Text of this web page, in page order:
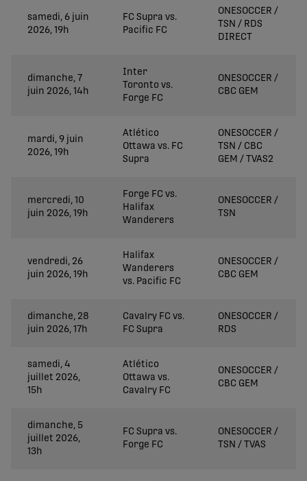
samedi, 6 juin
2026, 19h
FC Supra vs.
Pacific FC
ONESOCCER /
TSN / RDS
DIRECT
dimanche, 7
juin 2026, 14h
Inter
Toronto vs.
Forge FC
ONESOCCER /
CBC GEM
mardi, 9 juin
2026, 19h
Atlético
Ottawa vs. FC
Supra
ONESOCCER /
TSN / CBC
GEM / TVAS2
mercredi, 10
juin 2026, 19h
Forge FC vs.
Halifax
Wanderers
ONESOCCER /
TSN
vendredi, 26
juin 2026, 19h
Halifax
Wanderers
vs. Pacific FC
ONESOCCER /
CBC GEM
dimanche, 28
juin 2026, 17h
Cavalry FC vs.
FC Supra
ONESOCCER /
RDS
samedi, 4
juillet 2026,
15h
Atlético
Ottawa vs.
Cavalry FC
ONESOCCER /
CBC GEM
dimanche, 5
juillet 2026,
13h
FC Supra vs.
Forge FC
ONESOCCER /
TSN / TVAS